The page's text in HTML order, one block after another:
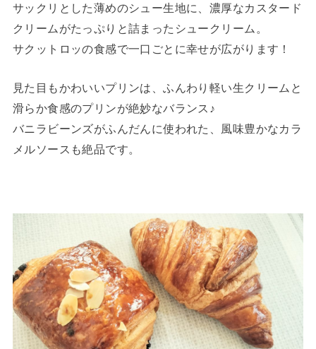
サックリとした薄めのシュー生地に、濃厚なカスタード
クリームがたっぷりと詰まったシュークリーム。
サクットロッの食感で一口ごとに幸せが広がります！
見た目もかわいいプリンは、ふんわり軽い生クリームと
滑らか食感のプリンが絶妙なバランス♪
バニラビーンズがふんだんに使われた、風味豊かなカラ
メルソースも絶品です。